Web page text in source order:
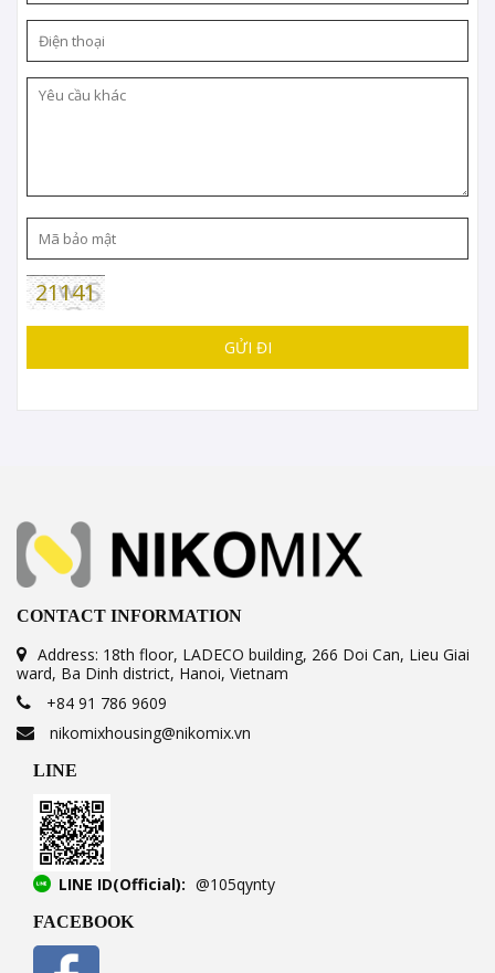
21141
GỬI ĐI
CONTACT INFORMATION
Address: 18th floor, LADECO building, 266 Doi Can, Lieu Giai
ward, Ba Dinh district, Hanoi, Vietnam
+84 91 786 9609
nikomixhousing@nikomix.vn
LINE
LINE ID(Official): @105qynty
FACEBOOK